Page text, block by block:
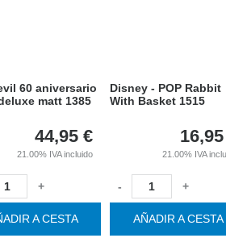
60 aniversario
matt 1385
44,95 €
21.00% IVA incluido
+
A CESTA
Disney - POP Rabbit
With Basket 1515
16,95
21.00% IVA
- +
AÑADIR A CESTA